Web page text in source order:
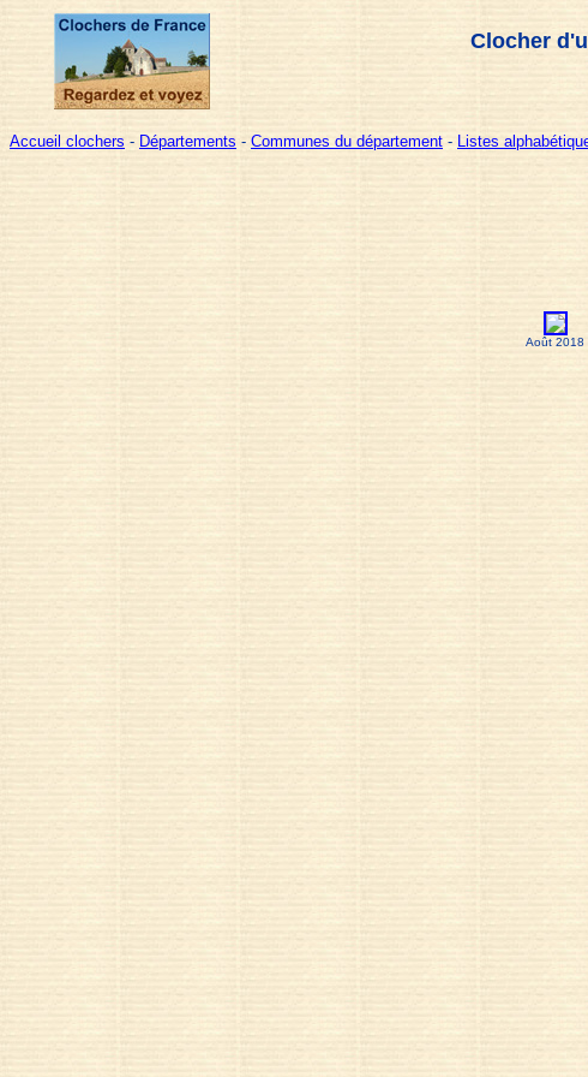
Clocher
Accueil clochers - Départements - Communes du département - Listes
Août 2018